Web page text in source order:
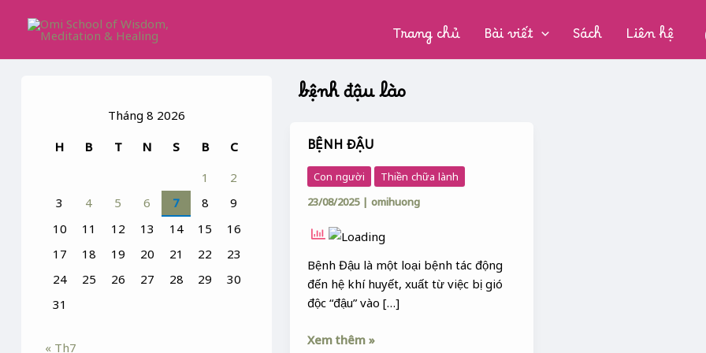
Trang chủ Bài viết Sách Liên hệ
Tháng 8 2026
H
B T N S B
C
1
2
3
4 5 6 7 8
9
10
11 12 13 14 15
16
17
18 19 20 21 22
23
24
25 26 27 28 29
30
31
« Th7
bệnh đậu lào
BỆNH ĐẬU
Con người
Thiền chữa lành
23/08/2025 |omihuong
Bệnh Đậu là một loại bệnh tác động
đến hệ khí huyết, xuất từ việc bị gió
độc “đậu” vào […]
BỆNH
ĐẬU
Xem thêm »